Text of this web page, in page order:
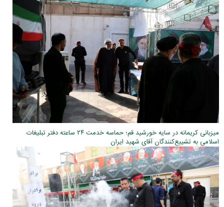
میزبانی کریمانه در سایه خورشید قم؛ حماسه خدمت ۲۴ ساعته دفتر تبلیغات
اسلامی به تشییع‌کنندگان آقای شهید ایران